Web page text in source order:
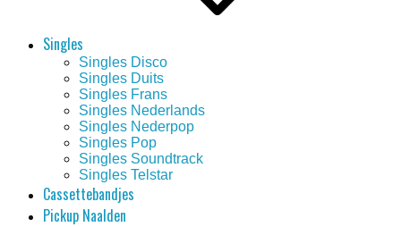
Singles
Singles Disco
Singles Duits
Singles Frans
Singles Nederlands
Singles Nederpop
Singles Pop
Singles Soundtrack
Singles Telstar
Cassettebandjes
Pickup Naalden